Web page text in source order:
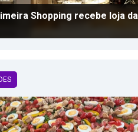
Shopping recebe loja da